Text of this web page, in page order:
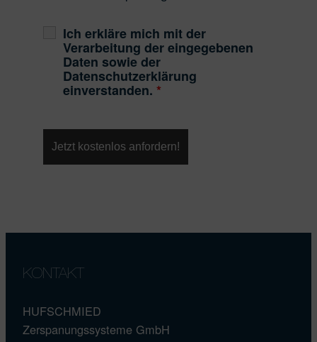
Ich erkläre mich mit der
Verarbeitung der eingegebenen
Daten sowie der
Datenschutzerklärung
einverstanden. *
KONTAKT
HUFSCHMIED
Zerspanungssysteme GmbH